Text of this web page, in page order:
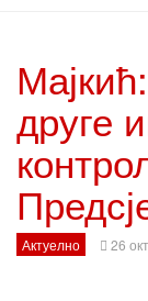
друге
Актуелно 26